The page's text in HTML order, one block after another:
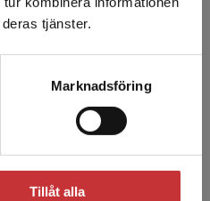
tjänster.
Marknadsföring
Tillåt alla
8